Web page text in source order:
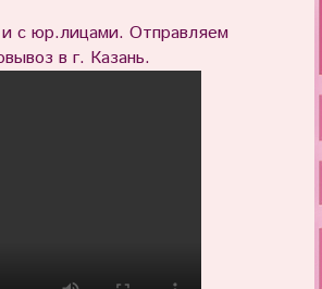
с юр.лицами. Отправляем
в г. Казань.